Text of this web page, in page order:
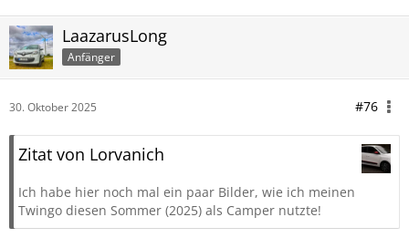
LaazarusLong
Anfänger
30. Oktober 2025 #76
Zitat von Lorvanich
Ich habe hier noch mal ein paar Bilder, wie ich meinen
Twingo diesen Sommer (2025) als Camper nutzte!